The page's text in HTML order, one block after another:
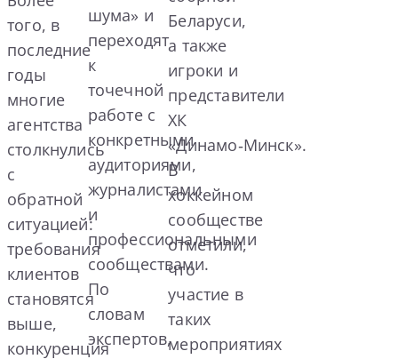
того, в
последние
годы
многие
агентства
столкнулись
с
обратной
ситуацией:
требования
клиентов
становятся
выше,
конкуренция
шума» и
переходят
к
точечной
работе с
конкретными
аудиториями,
журналистами
и
профессиональными
сообществами.
По
словам
экспертов,
Беларуси,
а также
игроки и
представители
ХК
«Динамо‑Минск».
В
хоккейном
сообществе
отметили,
что
участие в
таких
мероприятиях